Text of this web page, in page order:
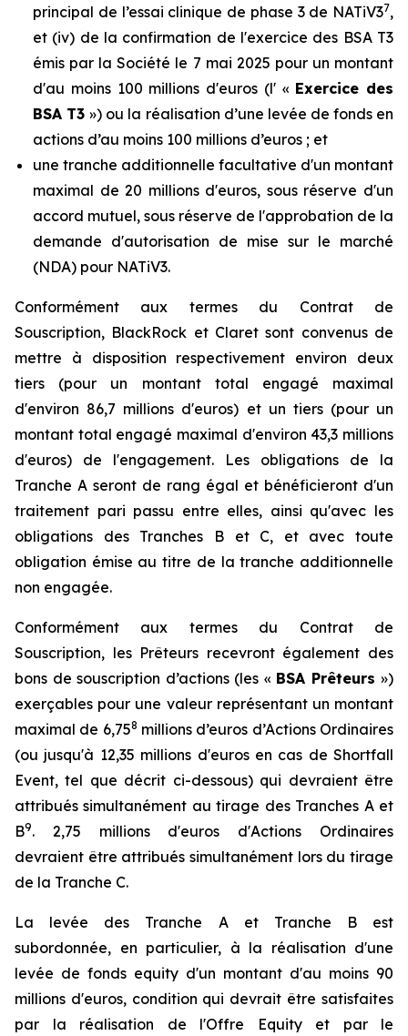
principal de l’essai clinique de phase 3 de NATiV37,
et (iv) de la confirmation de l'exercice des BSA T3
émis par la Société le 7 mai 2025 pour un montant
d'au moins 100 millions d'euros (l' « Exercice des
BSA T3») ou la réalisation d’une levée de fonds en
actions d’au moins 100 millions d’euros ; et
une tranche additionnelle facultative d'un montant
maximal de 20 millions d'euros, sous réserve d'un
accord mutuel, sous réserve de l'approbation de la
demande d'autorisation de mise sur le marché
(NDA) pour NATiV3.
Conformément aux termes du Contrat de
Souscription, BlackRock et Claret sont convenus de
mettre à disposition respectivement environ deux
tiers (pour un montant total engagé maximal
d'environ 86,7 millions d'euros) et un tiers (pour un
montant total engagé maximal d'environ 43,3 millions
d'euros) de l'engagement. Les obligations de la
Tranche A seront de rang égal et bénéficieront d'un
traitement pari passu entre elles, ainsi qu'avec les
obligations des Tranches B et C, et avec toute
obligation émise au titre de la tranche additionnelle
non engagée.
Conformément aux termes du Contrat de
Souscription, les Prêteurs recevront également des
bons de souscription d’actions (les « BSA Prêteurs »)
exerçables pour une valeur représentant un montant
maximal de 6,758 millions d’euros d’Actions Ordinaires
(ou jusqu'à 12,35 millions d'euros en cas de Shortfall
Event, tel que décrit ci-dessous) qui devraient être
attribués simultanément au tirage des Tranches A et
B9. 2,75 millions d'euros d'Actions Ordinaires
devraient être attribués simultanément lors du tirage
de la Tranche C.
La levée des Tranche A et Tranche B est
subordonnée, en particulier, à la réalisation d'une
levée de fonds equity d'un montant d'au moins 90
millions d'euros, condition qui devrait être satisfaites
par la réalisation de l'Offre Equity et par le